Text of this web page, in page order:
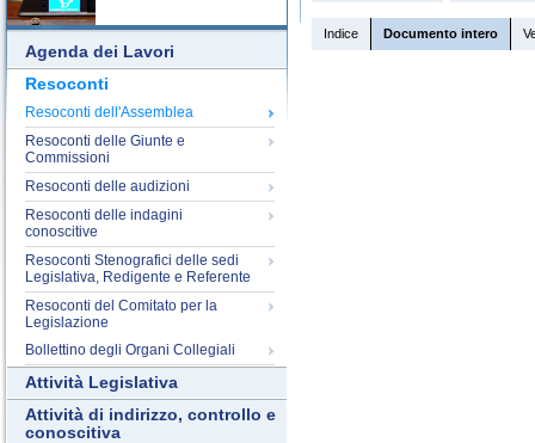
Agenda dei Lavori
Resoconti
Resoconti dell'Assemblea
Resoconti delle Giunte e
Commissioni
Resoconti delle audizioni
Resoconti delle indagini
conoscitive
Resoconti Stenografici delle sedi
Legislativa, Redigente e Referente
Resoconti del Comitato per la
Legislazione
Bollettino degli Organi Collegiali
Attività Legislativa
Attività di indirizzo, controllo e
conoscitiva
Indice Documento intero